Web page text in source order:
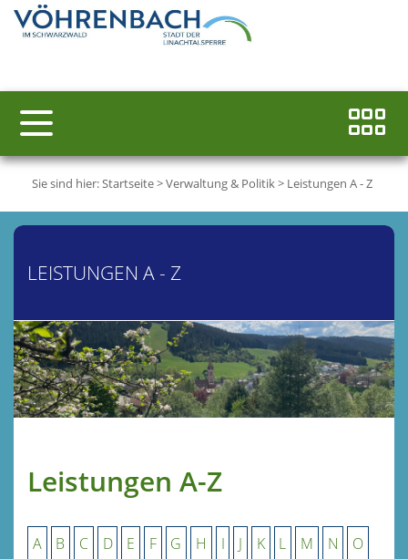
Sie sind hier:Startseite>Verwaltung & Politik> Leistungen A - Z
LEISTUNGEN A - Z
Leistungen A-Z
A B C D E F G H I J K L M N O